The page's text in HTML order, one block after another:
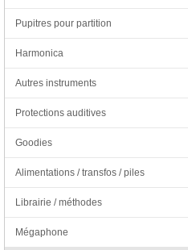
Pupitres pour partition
Harmonica
Autres instruments
Protections auditives
Goodies
Alimentations / transfos / piles
Librairie / méthodes
Mégaphone